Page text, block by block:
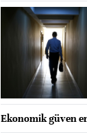
Ekonomik güven